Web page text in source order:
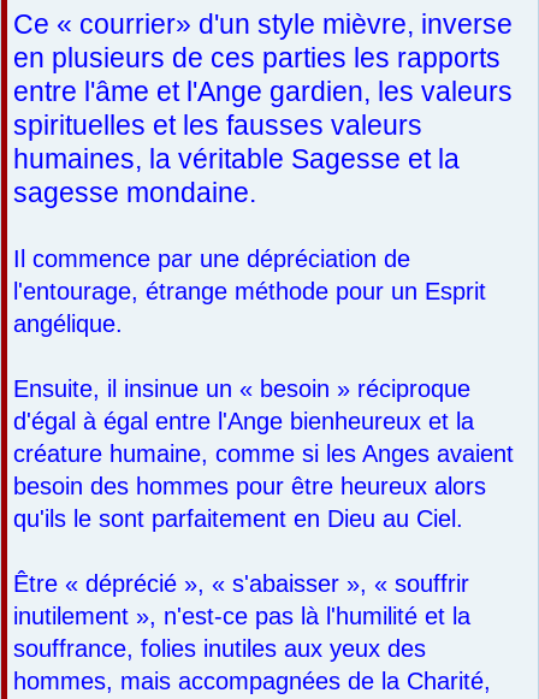
e
Ce « courrier» d'un style mièvre, inverse
en plusieurs de ces parties les rapports
entre l'âme et l'Ange gardien, les valeurs
spirituelles et les fausses valeurs
humaines, la véritable Sagesse et la
sagesse mondaine.
Il commence par une dépréciation de
l'entourage, étrange méthode pour un Esprit
angélique.
Ensuite, il insinue un « besoin » réciproque
d'égal à égal entre l'Ange bienheureux et la
créature humaine, comme si les Anges avaient
besoin des hommes pour être heureux alors
qu'ils le sont parfaitement en Dieu au Ciel.
Être « déprécié », « s'abaisser », « souffrir
inutilement », n'est-ce pas là l'humilité et la
souffrance, folies inutiles aux yeux des
hommes, mais accompagnées de la Charité,